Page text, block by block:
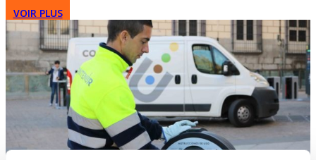
VOIR PLUS